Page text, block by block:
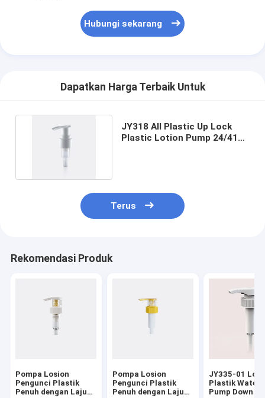
Hubungi sekarang
Dapatkan Harga Terbaik Untuk
JY318 All Plastic Up Lock
Plastic Lotion Pump 24/410
Terus
Rekomendasi Produk
Pompa Losion
Pengunci Plastik
Penuh dengan Laju
Pompa Losion
Pengunci Plastik
Penuh dengan Laju
JY335-01
Plastik
Pump Down